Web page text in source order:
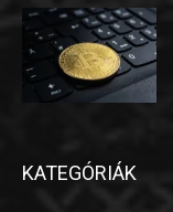
KATEGÓRIÁK